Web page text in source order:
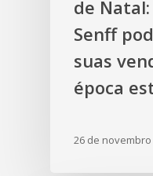
de
Senff
suas
época
26 de novembro